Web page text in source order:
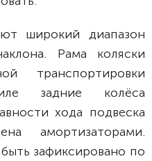
широкий диапазон
Рама коляски
транспортировки
задние колёса
хода подвеска
амортизаторами.
зафиксировано по